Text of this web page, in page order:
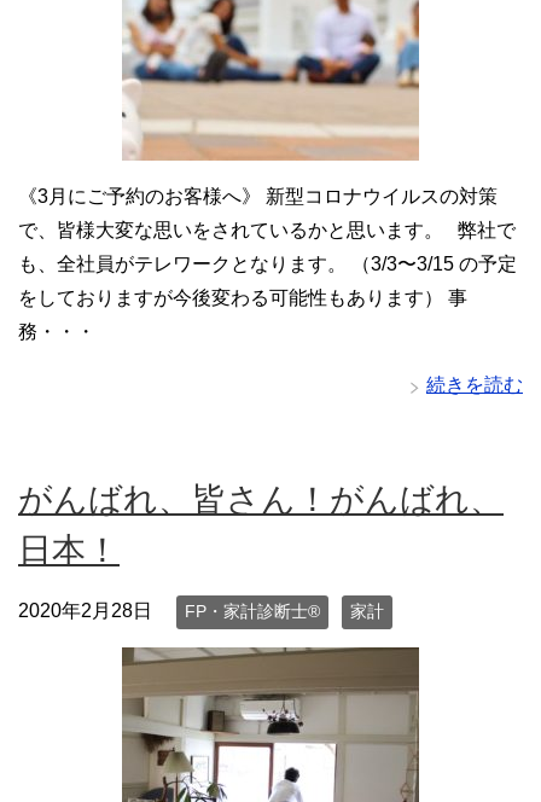
《3月にご予約のお客様へ》 新型コロナウイルスの対策
で、皆様大変な思いをされているかと思います。 弊社で
も、全社員がテレワークとなります。 （3/3〜3/15 の予定
をしておりますが今後変わる可能性もあります） 事
務・・・
続きを読む
がんばれ、皆さん！がんばれ、
日本！
2020年2月28日 FP・家計診断士® 家計